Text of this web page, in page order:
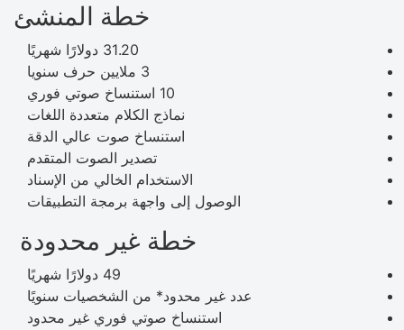
خطة المنشئ
31.20 دولارًا شهريًا
3 ملايين حرف سنويا
10 استنساخ صوتي فوري
نماذج الكلام متعددة اللغات
استنساخ صوت عالي الدقة
تصدير الصوت المتقدم
الاستخدام الخالي من الإسناد
الوصول إلى واجهة برمجة التطبيقات
خطة غير محدودة
49 دولارًا شهريًا
عدد غير محدود* من الشخصيات سنويًا
استنساخ صوتي فوري غير محدود